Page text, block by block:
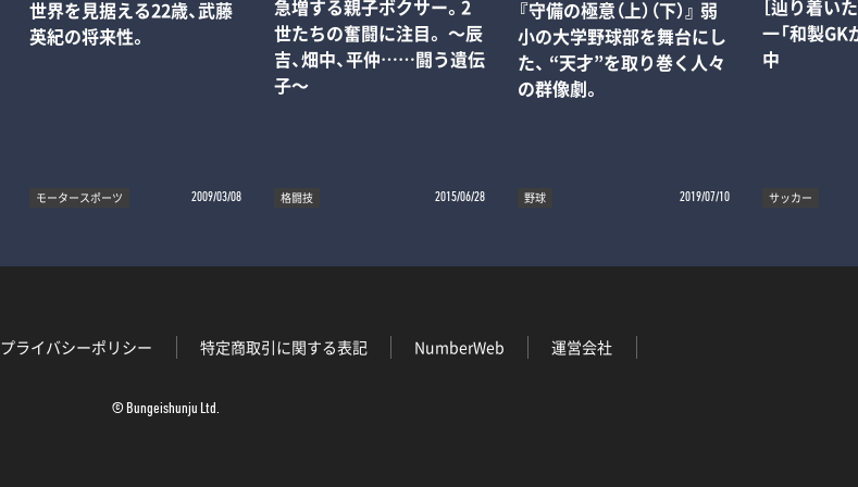
世界を見据える22歳、武藤
英紀の将来性。
モータースポーツ 2009/03/08
急増する親子ボクサー。2
世たちの奮闘に注目。 ～辰
吉、畑中、平仲……闘う遺伝
子～
格闘技 2015/06/28
『守備の極意（上）（下）』 弱
小の大学野球部を舞台にし
た、 “天才”を取り巻く人々
の群像劇。
野球 2019/07/10
［辿り着い
一「和製
中
サッカー
プライバシーポリシー 特定商取引に関する表記 NumberWeb 運営会社
© Bungeishunju Ltd.